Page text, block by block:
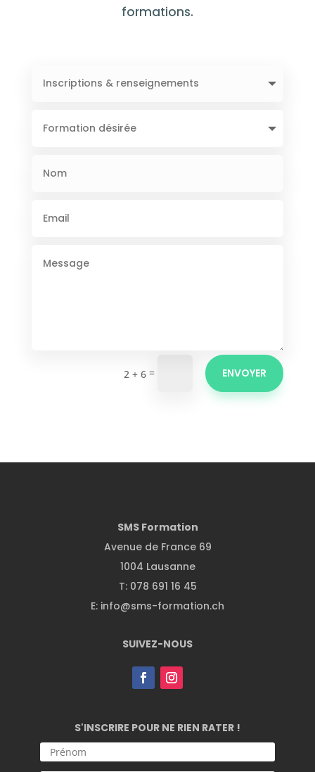
formations.
2 + 6 = ENVOYER
SMS Formation
Avenue de France 69
1004 Lausanne
T: 078 691 16 45
E: info@sms-formation.ch
SUIVEZ-NOUS
S'INSCRIRE POUR NE RIEN RATER !